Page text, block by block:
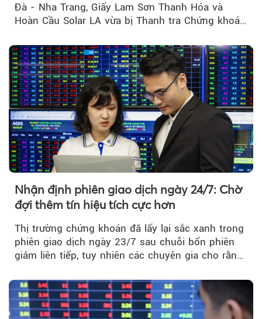
Đà - Nha Trang, Giấy Lam Sơn Thanh Hóa và
Hoàn Cầu Solar LA vừa bị Thanh tra Chứng khoán
do vi phạm quy định về công bố thông tin trên
thị trường chứng khoán.
Nhận định phiên giao dịch ngày 24/7: Chờ
đợi thêm tín hiệu tích cực hơn
Thị trường chứng khoán đã lấy lại sắc xanh trong
phiên giao dịch ngày 23/7 sau chuỗi bốn phiên
giảm liên tiếp, tuy nhiên các chuyên gia cho rằng